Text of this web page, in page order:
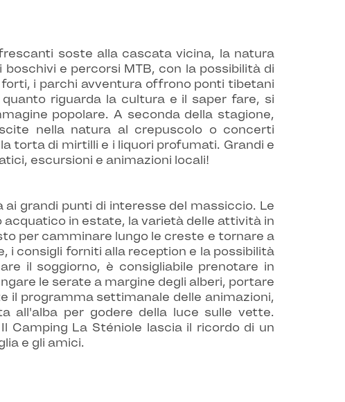
soste alla cascata vicina, la natura
e percorsi MTB, con la possibilità di
i parchi avventura offrono ponti tibetani
riguarda la cultura e il saper fare, si
popolare. A seconda della stagione,
nella natura al crepuscolo o concerti
torta di mirtilli e i liquori profumati. Grandi e
escursioni e animazioni locali!
grandi punti di interesse del massiccio. Le
in estate, la varietà delle attività in
per camminare lungo le creste e tornare a
i consigli forniti alla reception e la possibilità
il soggiorno, è consigliabile prenotare in
le serate a margine degli alberi, portare
il programma settimanale delle animazioni,
all'alba per godere della luce sulle vette.
La Sténiole lascia il ricordo di un
e gli amici.